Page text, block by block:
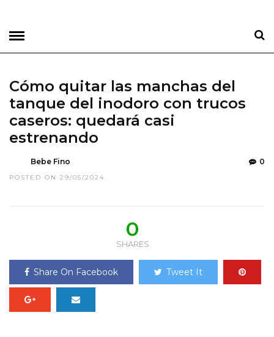
Cómo quitar las manchas del
tanque del inodoro con trucos
caseros: quedará casi
estrenando
Bebe Fino
POSTED ON 29/05/2024
0
0
SHARES
Share On Facebook Tweet It